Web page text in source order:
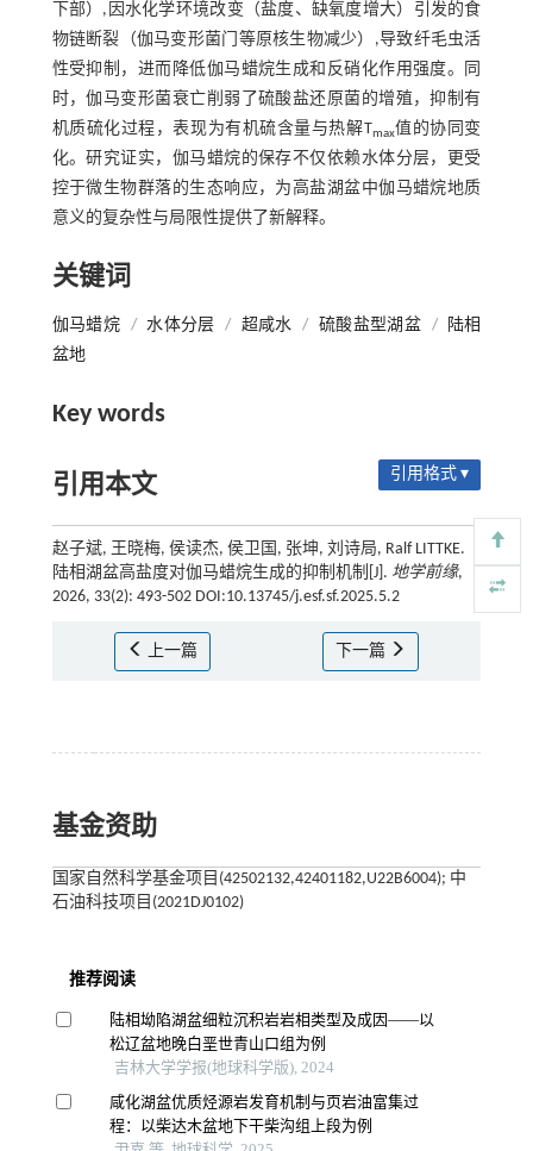
下部）,因水化学环境改变（盐度、缺氧度增大）引发的食
物链断裂（伽马变形菌门等原核生物减少）,导致纤毛虫活
性受抑制，进而降低伽马蜡烷生成和反硝化作用强度。同
时，伽马变形菌衰亡削弱了硫酸盐还原菌的增殖，抑制有
机质硫化过程，表现为有机硫含量与热解Tmax值的协同变
化。研究证实，伽马蜡烷的保存不仅依赖水体分层，更受
控于微生物群落的生态响应，为高盐湖盆中伽马蜡烷地质
意义的复杂性与局限性提供了新解释。
关键词
伽马蜡烷 / 水体分层 / 超咸水 / 硫酸盐型湖盆 /
陆相
盆地
Key words
引用本文 引用格式 ▾
赵子斌, 王晓梅, 侯读杰, 侯卫国, 张坤, 刘诗局, Ralf LITTKE.
陆相湖盆高盐度对伽马蜡烷生成的抑制机制[J]. 地学前缘,
2026, 33(2): 493-502 DOI:10.13745/j.esf.sf.2025.5.2
上一篇 下一篇
基金资助
国家自然科学基金项目(42502132,42401182,U22B6004); 中
石油科技项目(2021DJ0102)